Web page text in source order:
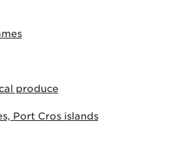
produce
Port Cros islands